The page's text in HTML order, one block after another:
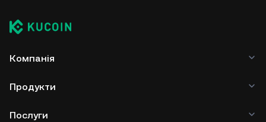
Компанія
Продукти
Послуги